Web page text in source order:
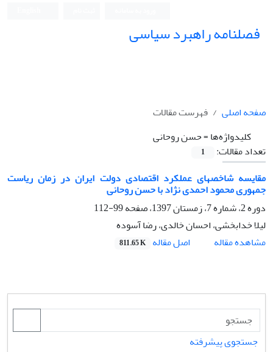
فصلنامه راهبرد سیاسی
صفحه اصلی
فهرست مقالات
کلیدواژه‌ها =حسن روحانی
تعداد مقالات:
1
مقایسه شاخصهای عملکرد اقتصادی دولت ایران در زمان ریاست
جمهوری محمود احمدی نژاد با حسن روحانی
دوره 2، شماره 7، زمستان 1397، صفحه
99-112
لیلا خدابخشی، احسان خالدی، رضا آسوده
مشاهده مقاله
اصل مقاله 811.65 K
جستجوی پیشرفته